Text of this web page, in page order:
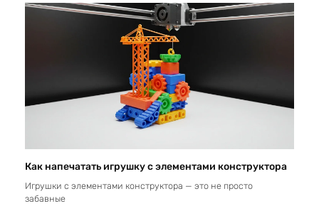
Как напечатать игрушку с элементами конструктора
Игрушки с элементами конструктора — это не просто
забавные